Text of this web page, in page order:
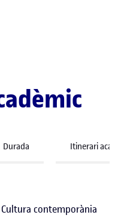
Durada Itinerari
contemporània